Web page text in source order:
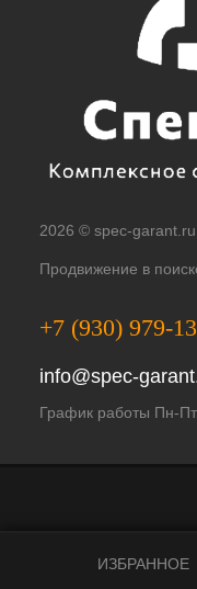
2026 © spec-
Продвижение в
+7 (930) 979-
info@spec-
График работы Пн-
ИЗБРАННОЕ